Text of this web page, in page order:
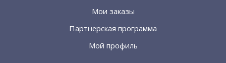
Мои заказы
Партнерская программа
Мой профиль